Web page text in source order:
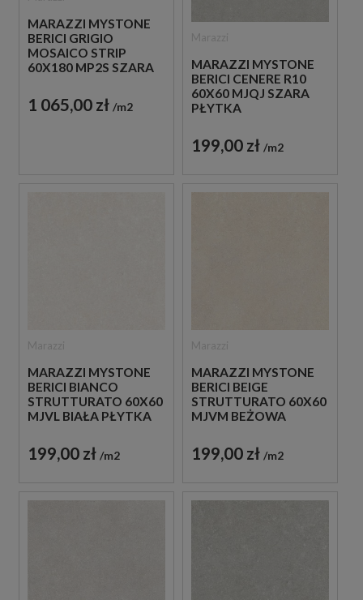
MARAZZI MYSTONE
BERICI GRIGIO
MOSAICO STRIP
60X180 MP2S SZARA
DEKORACYJNA
1 065,00 zł m2
MARAZZI MYSTONE
BERICI CENERE R10
60X60 MJQJ SZARA
PŁYTKA
IMITUJĄCA KAMIEŃ
199,00 zł m2
MARAZZI MYSTONE
BERICI BIANCO
STRUTTURATO 60X60
MJVL BIAŁA PŁYTKA
IMITUJĄCA KAMIEŃ
199,00 zł m2
MARAZZI MYSTONE
BERICI BEIGE
STRUTTURATO 60X60
MJVM BEŻOWA
STRUKTURALNA
IMITUJĄCA KAMIEŃ
199,00 zł m2